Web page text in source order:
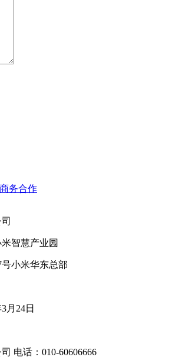
商务合作
智慧产业园
小米华东总部
月24日
电话：010-60606666